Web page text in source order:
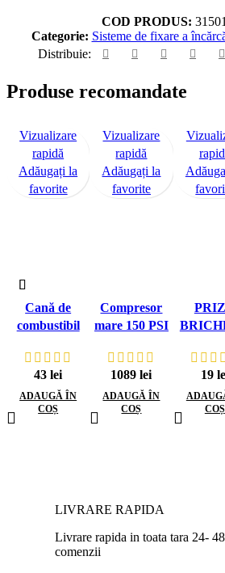
COD PRODUS:
Categorie: Sisteme de fixare a
Distribuie:
Produse recomandate
Vizualizare
rapidă
Adăugați la
favorite
Cană de
combustibil
negru de 5 litri
43lei
ADAUGĂ ÎN
COȘ
Vizualizare
rapidă
Adăugați la
favorite
Compresor
mare 150 PSI
Troliu DWK-
T160 Dragon
1089lei
ADAUGĂ ÎN
COȘ
V / 24 V
19
COȘ
LIVRARE RAPIDA
Livrare rapida in toata tara 24-
comenzii